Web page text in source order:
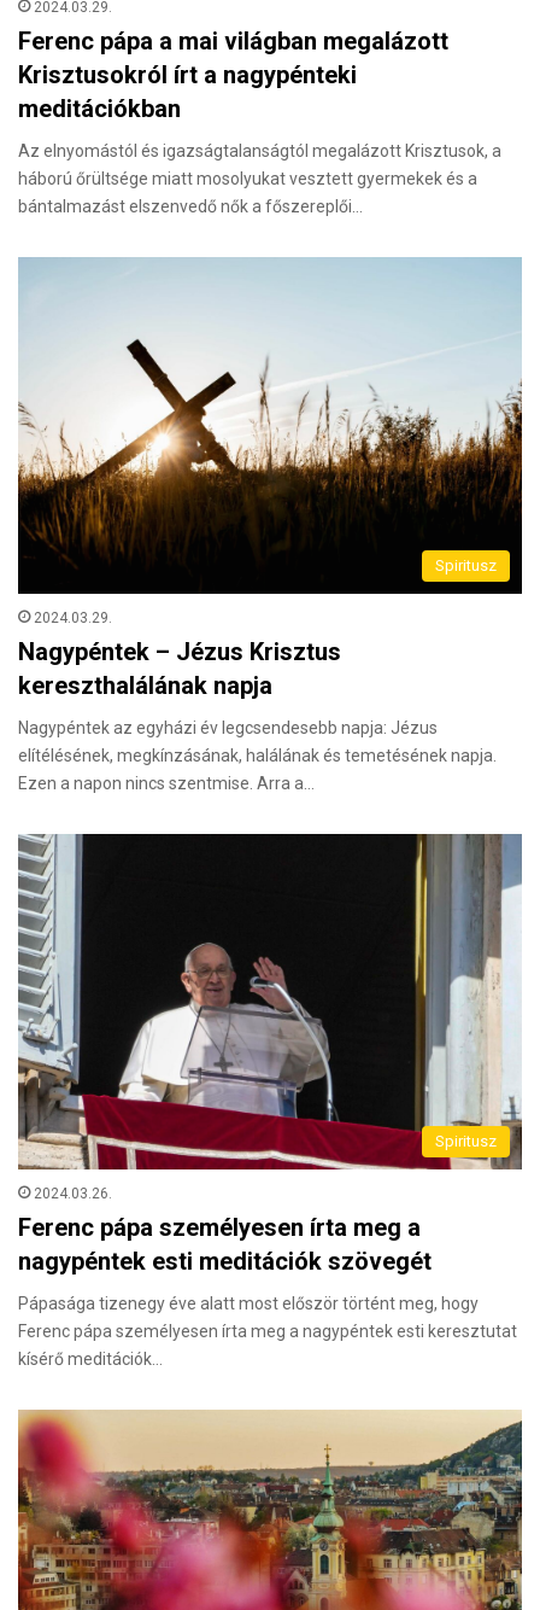
2024.03.29.
Ferenc pápa a mai világban megalázott
Krisztusokról írt a nagypénteki
meditációkban
Az elnyomástól és igazságtalanságtól megalázott Krisztusok, a
háború őrültsége miatt mosolyukat vesztett gyermekek és a
bántalmazást elszenvedő nők a főszereplői…
Spiritusz
2024.03.29.
Nagypéntek – Jézus Krisztus
kereszthalálának napja
Nagypéntek az egyházi év legcsendesebb napja: Jézus
elítélésének, megkínzásának, halálának és temetésének napja.
Ezen a napon nincs szentmise. Arra a…
Spiritusz
2024.03.26.
Ferenc pápa személyesen írta meg a
nagypéntek esti meditációk szövegét
Pápasága tizenegy éve alatt most először történt meg, hogy
Ferenc pápa személyesen írta meg a nagypéntek esti keresztutat
kísérő meditációk…